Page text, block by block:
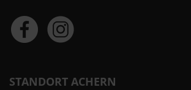
STANDORT ACHERN